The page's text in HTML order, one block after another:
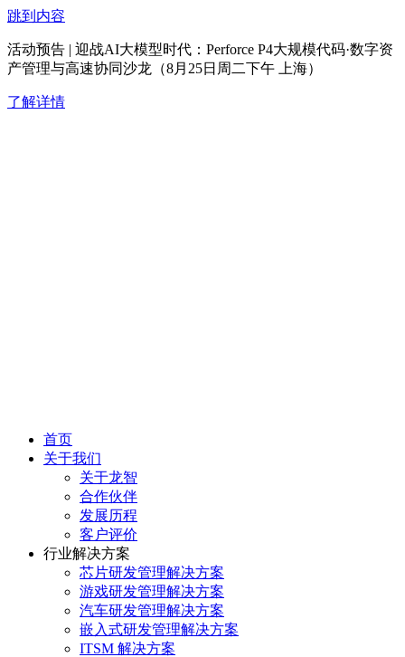
跳到内容
活动预告 | 迎战AI大模型时代：Perforce P4大规模代码·数字资
产管理与高速协同沙龙（8月25日周二下午 上海）
了解详情
首页
关于我们
关于龙智
合作伙伴
发展历程
客户评价
行业解决方案
芯片研发管理解决方案
游戏研发管理解决方案
汽车研发管理解决方案
嵌入式研发管理解决方案
ITSM 解决方案